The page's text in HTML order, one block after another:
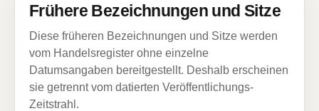
Frühere Bezeichnungen und Sitze
Diese früheren Bezeichnungen und Sitze werden
vom Handelsregister ohne einzelne
Datumsangaben bereitgestellt. Deshalb erscheinen
sie getrennt vom datierten Veröffentlichungs-
Zeitstrahl.